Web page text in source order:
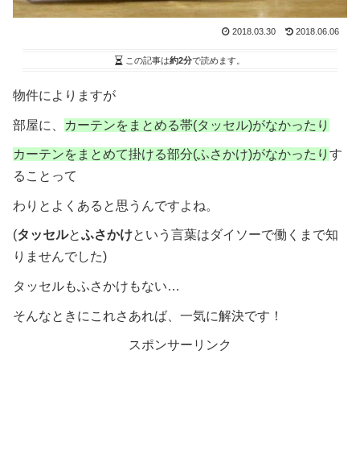
2018.03.30 2018.06.06
この記事は約2分で読めます。
物件によりますが
部屋に、 カーテンをまとめる帯(タッセル)がなかったり
カーテンをまとめて掛ける部分(ふさかけ)がなかったり す
ることって
わりとよくあると思うんですよね。
(タッセルとふさかけという言葉はダイソーで働くまで知
りませんでした)
タッセルもふさかけもない…
そんなときにこれさあれば、一気に解決です！
スポンサーリンク